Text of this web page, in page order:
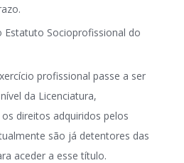
Estatuto Socioprofissional do
profissional passe a ser
da Licenciatura,
direitos adquiridos pelos
são já detentores das
aceder a esse título.